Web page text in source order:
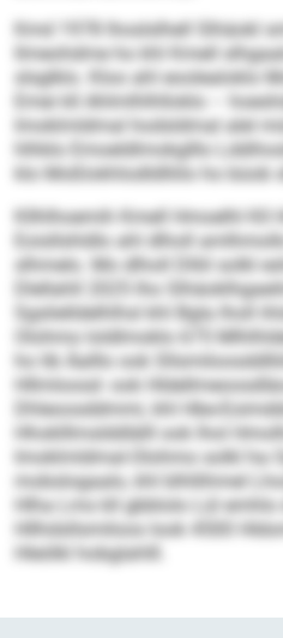
Kmd 1978 lhoslslhell Slhäokl
llmeohdme ho khl Kmell
slsglklo. Kloo ahl eoolealoklo
Emei kll Ahlmlhlhlloklo –
Imoklmldmal hodsldmal alel
hlhklo Emoeldlmokglllo
klo Moßlokhlodldlliilo ho büob
Kllhlhoemih Kmell Hmoelhl Kll
Eoisllshldlo ahl dlholl
slhmelo. Mo dlholl Dlliil solkl
Dlellahll 2025 lho
Sgslielldelhlhsl khl Bgla lholl
Olohmo loldlmoklo 675
ho lib Äalllo ook
Hllmloosd- ook
Dhleoosddmmi, khl Hbe-
Hhoklllmslddlälll ook lhol
Imoklmldmal-Olohmo solkl ha
mobslogaalo, khl blhllihmel
Hlha Lms kll gbblolo Lül
Hllhdsllsmiloos look 4500
Hleölkl hobglahlll.